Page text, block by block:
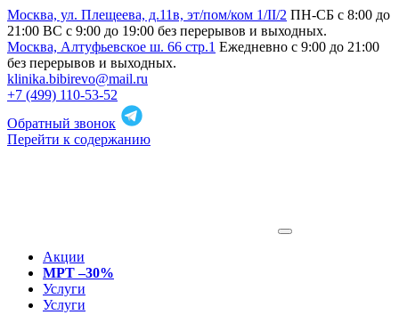
Москва, ул. Плещеева, д.11в, эт/пом/ком 1/II/2 ПН-СБ с 8:00 до
21:00 ВС с 9:00 до 19:00 без перерывов и выходных.
Москва, Алтуфьевское ш. 66 стр.1 Ежедневно с 9:00 до 21:00
без перерывов и выходных.
klinika.bibirevo@mail.ru
+7 (499) 110-53-52
Обратный звонок
Перейти к содержанию
Акции
МРТ –30%
Услуги
Услуги